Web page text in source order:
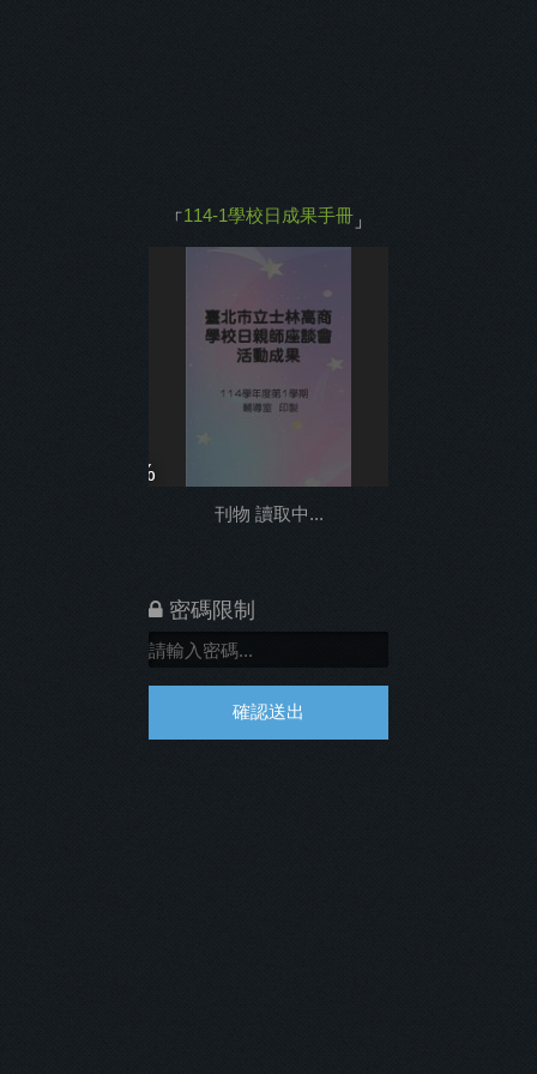
「114-1學校日成果手冊 」
0%
刊物 讀取中...
密碼限制
確認送出